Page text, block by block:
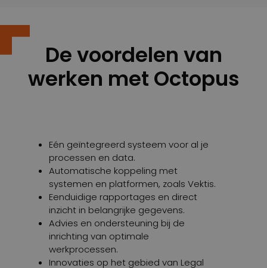
De voordelen van
werken met Octopus
Eén geïntegreerd systeem voor al je
processen en data.
Automatische koppeling met
systemen en platformen, zoals Vektis.
Eenduidige rapportages en direct
inzicht in belangrijke gegevens.
Advies en ondersteuning bij de
inrichting van optimale
werkprocessen.
Innovaties op het gebied van Legal